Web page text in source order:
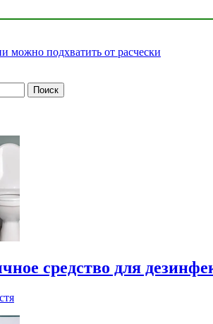
можно подхватить от расчески
средство для